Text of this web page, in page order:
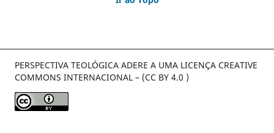
PERSPECTIVA TEOLÓGICA ADERE A UMA LICENÇA CREATIVE
COMMONS INTERNACIONAL – (CC BY 4.0 )